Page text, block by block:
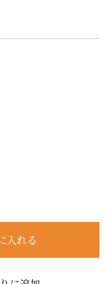
入れる